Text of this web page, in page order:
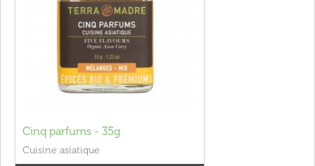
Cinq parfums - 35g
Cuisine asiatique